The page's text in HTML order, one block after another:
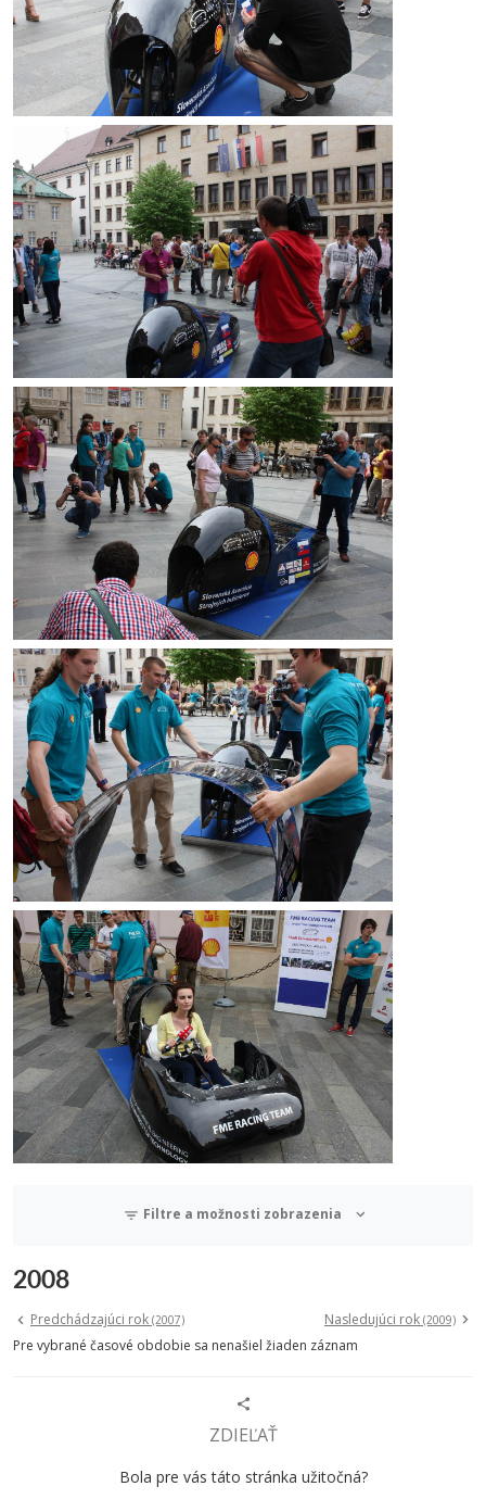
Filtre a možnosti zobrazenia
2008
Predchádzajúci rok (2007) Nasledujúci rok (2009)
Pre vybrané časové obdobie sa nenašiel žiaden záznam
ZDIEĽAŤ
Bola pre vás táto stránka užitočná?